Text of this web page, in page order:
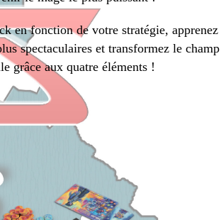
en fonction de votre stratégie, apprenez
spectaculaires et transformez le champ
grâce aux quatre éléments !